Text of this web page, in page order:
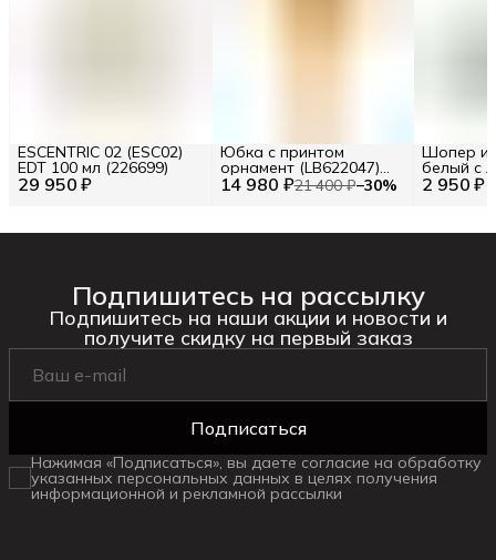
29 950 ₽
ESCENTRIC 02 (ESC02)
EDT 100 мл (226699)
14 980 ₽21 400 ₽−30%
Юбка с принтом
орнамент (LB622047)
Размер S (INT) Цв. 2 950 ₽
Шопер из
белый с
BA23-06
Подпишитесь на рассылку
Подпишитесь на наши акции и новости и
получите скидку на первый заказ
Подписаться
Нажимая «Подписаться», вы даете согласие на обработку
указанных персональных данных в целях получения
информационной и рекламной рассылки